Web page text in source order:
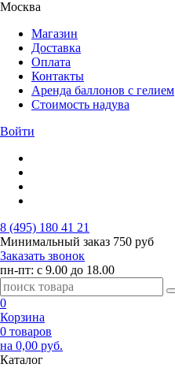
Москва
Магазин
Доставка
Оплата
Контакты
Аренда баллонов с гелием
Стоимость надува
Войти
8 (495) 180 41 21
Минимальный заказ 750 руб
Заказать звонок
пн-пт: с 9.00 до 18.00
0
Корзина
0 товаров
на 0,00 руб.
Каталог